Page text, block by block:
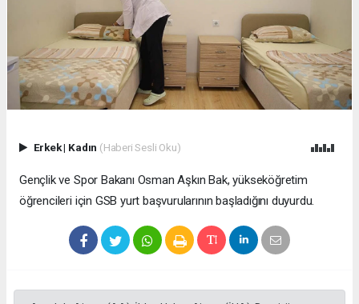
Erkek| Kadın (Haberi Sesli Oku)
Gençlik ve Spor Bakanı Osman Aşkın Bak, yükseköğretim
öğrencileri için GSB yurt başvurularının başladığını duyurdu.